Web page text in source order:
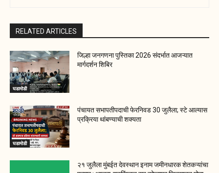
RELATED ARTICLES
घडामोडी
जिल्हा जनगणना पुस्तिका 2026 संदर्भात आजऱ्यात
मार्गदर्शन शिबिर
घडामोडी
पंचायत सभापतीपदाची फेरनिवड 30 जुलैला; स्टे आल्यास
प्रक्रिया थांबण्याची शक्यता
२१ जुलैला मुंबईत देवस्थान इनाम जमीनधारक शेतकऱ्यांचा